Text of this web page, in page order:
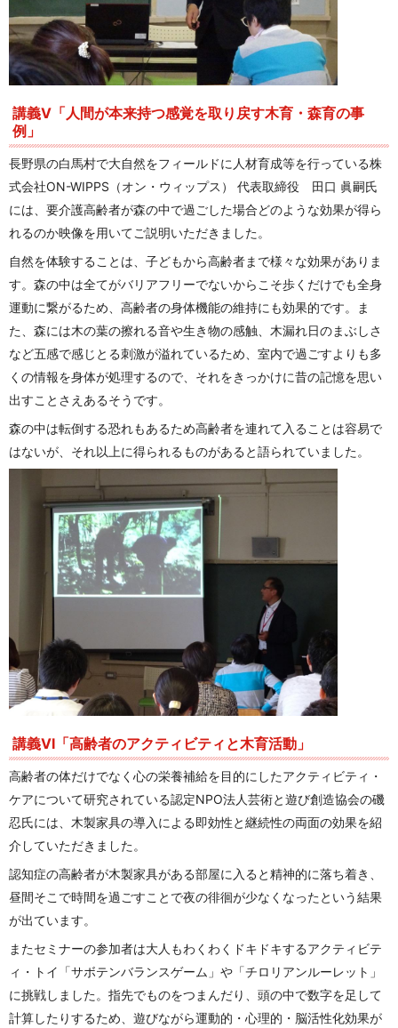
講義V「人間が本来持つ感覚を取り戻す木育・森育の事
例」
長野県の白馬村で大自然をフィールドに人材育成等を行っている株
式会社ON-WIPPS（オン・ウィップス） 代表取締役 田口 眞嗣氏
には、要介護高齢者が森の中で過ごした場合どのような効果が得ら
れるのか映像を用いてご説明いただきました。
自然を体験することは、子どもから高齢者まで様々な効果がありま
す。森の中は全てがバリアフリーでないからこそ歩くだけでも全身
運動に繋がるため、高齢者の身体機能の維持にも効果的です。ま
た、森には木の葉の擦れる音や生き物の感触、木漏れ日のまぶしさ
など五感で感じとる刺激が溢れているため、室内で過ごすよりも多
くの情報を身体が処理するので、それをきっかけに昔の記憶を思い
出すことさえあるそうです。
森の中は転倒する恐れもあるため高齢者を連れて入ることは容易で
はないが、それ以上に得られるものがあると語られていました。
講義VI「高齢者のアクティビティと木育活動」
高齢者の体だけでなく心の栄養補給を目的にしたアクティビティ・
ケアについて研究されている認定NPO法人芸術と遊び創造協会の磯
忍氏には、木製家具の導入による即効性と継続性の両面の効果を紹
介していただきました。
認知症の高齢者が木製家具がある部屋に入ると精神的に落ち着き、
昼間そこで時間を過ごすことで夜の徘徊が少なくなったという結果
が出ています。
またセミナーの参加者は大人もわくわくドキドキするアクティビテ
ィ・トイ「サボテンバランスゲーム」や「チロリアンルーレット」
に挑戦しました。指先でものをつまんだり、頭の中で数字を足して
計算したりするため、遊びながら運動的・心理的・脳活性化効果が